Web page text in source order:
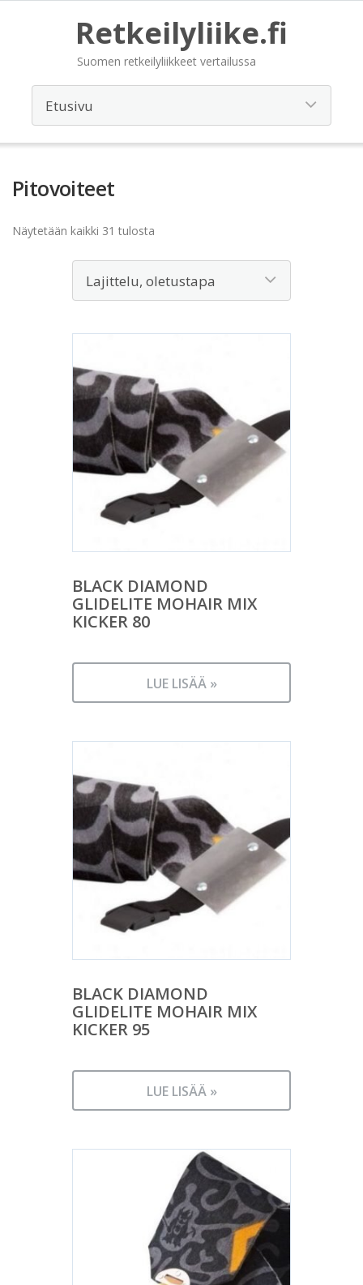
Retkeilyliike.fi
Suomen retkeilyliikkeet vertailussa
Pitovoiteet
Näytetään kaikki 31 tulosta
BLACK DIAMOND
GLIDELITE MOHAIR MIX
KICKER 80
LUE LISÄÄ »
BLACK DIAMOND
GLIDELITE MOHAIR MIX
KICKER 95
LUE LISÄÄ »